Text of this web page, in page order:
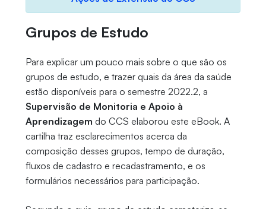
Grupos de Estudo
Para explicar um pouco mais sobre o que são os
grupos de estudo, e trazer quais da área da saúde
estão disponíveis para o semestre 2022.2, a
Supervisão de Monitoria e Apoio à
Aprendizagem do CCS elaborou este eBook. A
cartilha traz esclarecimentos acerca da
composição desses grupos, tempo de duração,
fluxos de cadastro e recadastramento, e os
formulários necessários para participação.